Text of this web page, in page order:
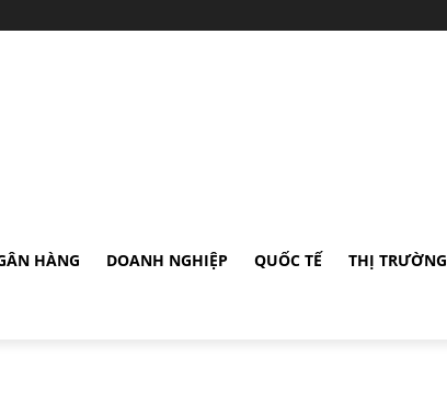
HÀNG DOANH NGHIỆP QUỐC TẾ THỊ TRƯỜNG